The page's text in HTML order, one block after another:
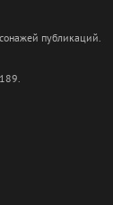
публикаций.